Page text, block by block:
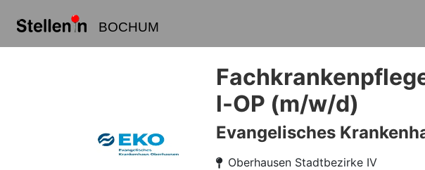
BOCHUM
l-OP (m/w/d)
Evangelisches
Oberhausen Stadtbezirke IV